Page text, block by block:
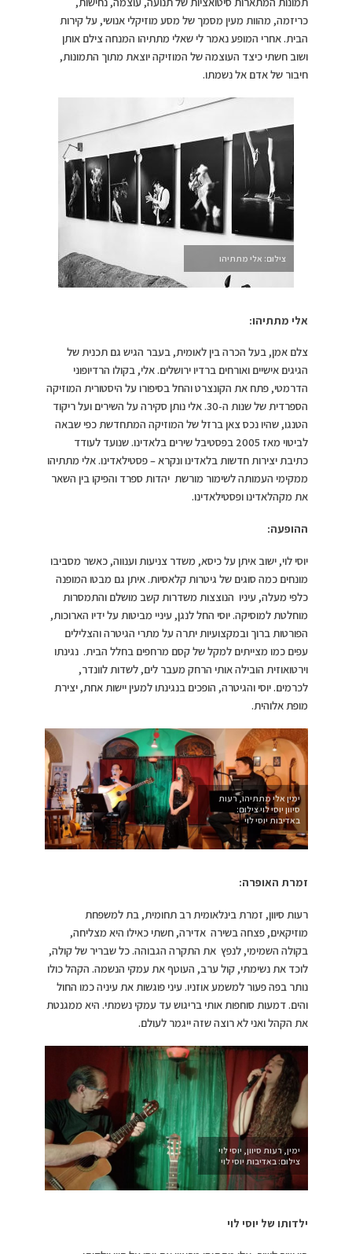
כריזמה, מהוות מעין מסמך של מסע מוזיקלי אנושי, על קירות
הבית. אחרי המופע נאמר לי שאלי מתתיהו המנחה צילם אותן
ושוב חשתי כיצד העוצמה של המוזיקה יוצאת מתוך התמונות,
חיבור של אדם אל נשמתו.
צילום: אלי מתתיהו
אלי מתתיהו:
צלם אמן, בעל הכרה בין לאומית, בעבר הגיש גם תכנית של
הגיגים אישיים ואורחים ברדיו ירושלים. אלי, בקולו הרדיופוני
הדרמטי, פתח את הקונצרט והחל בסיפורו על היסטורית המוזיקה
הספרדית של שנות ה-30. אלי נותן סקירה על השירים ועל ריקוד
הטנגו, שהיו נכס צאן ברזל של המוזיקה המתחדשת כפי שבאה
לביטוי מאז 2005 בפסטיבל שירים בלאדינו. שנועד לעודד
כתיבת יצירות חדשות בלאדינו ונקרא – פסטילאדינו. אלי מתתיהו
ממקימי העמותה לשימור מורשת יהדות ספרד והפיקו בין השאר
את מקהלאדינו ופסטילאדינו.
ההופעה:
יוסי לוי, ישוב איתן על כיסא, משדר צניעות וענווה, כאשר מסביבו
מונחים כמה סוגים של גיטרות קלאסיות. איתן גם מבטו המופנה
כלפי מעלה, עיניו הנוצצות משדרות קשב מושלם והתמסרות
מוחלטת למוסיקה. יוסי החל לנגן, עיניי מביטות על ידיו הארוכות,
הפורטות ברוך ובמקצועיות יתרה על מתרי הגיטרה והצלילים
עפים כמו מצייתים למקל של קסם מרחפים בחלל הבית. נגינתו
וירטואוזית הובילה אותי הרחק מעבר לים, לשדות לוונדר,
לכרמים. יוסי והגיטרה, הופכים בנגינתו למעין יישות אחת, יצירת
מופת אלוהית.
ימין אלי מתתיהו, רעות
סיוון יוסי לוי צילום:
באדיבות יוסי לוי
זמרת האופרה:
רעות סיוון, זמרת בינלאומית רב תחומית, בת למשפחת
מוזיקאים, פצחה בשירה אדירה, חשתי כאילו היא מצליחה,
בקולה השמימי, לנפץ את התקרה הגבוהה. כל שבריר של קולה,
לוכד את נשימתי, קול ערב, העוטף את עמקי הנשמה. הקהל כולו
נותר בפה פעור למשמע אוזניו. עיני פוגשות את עיניה כמו החול
והים. דמעות סוחפות אותי בריגוש עד עמקי נשמתי. היא ממגנטת
את הקהל ואני לא רוצה שזה ייגמר לעולם.
ימין, רעות סיוון, יוסי לוי
צילום: באדיבות יוסי לוי
ילדותו של יוסי לוי